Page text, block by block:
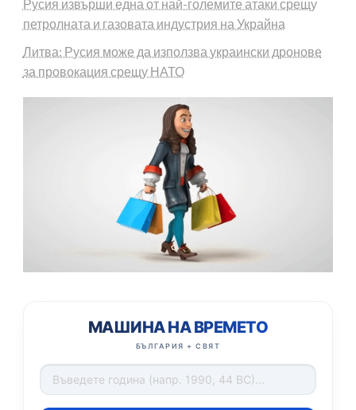
Русия извърши една от най-големите атаки срещу
петролната и газовата индустрия на Украйна
Литва: Русия може да използва украински дронове
за провокация срещу НАТО
МАШИНА НА ВРЕМЕТО
БЪЛГАРИЯ + СВЯТ